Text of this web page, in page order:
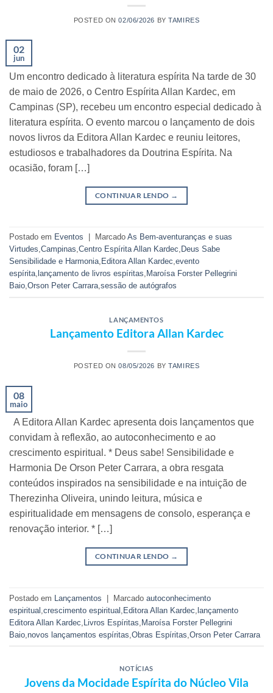
POSTED ON02/06/2026 BYTAMIRES
02
jun
Um encontro dedicado à literatura espírita Na tarde de 30
de maio de 2026, o Centro Espírita Allan Kardec, em
Campinas (SP), recebeu um encontro especial dedicado à
literatura espírita. O evento marcou o lançamento de dois
novos livros da Editora Allan Kardec e reuniu leitores,
estudiosos e trabalhadores da Doutrina Espírita. Na
ocasião, foram […]
CONTINUAR LENDO →
Postado em Eventos Marcado As Bem-aventuranças e suas
Virtudes Campinas Centro Espírita Allan Kardec Deus Sabe
Sensibilidade e Harmonia Editora Allan Kardec evento
espírita lançamento de livros espíritas Maroísa Forster Pellegrini
Baio Orson Peter Carrara sessão de autógrafos
LANÇAMENTOS
Lançamento Editora Allan Kardec
POSTED ON08/05/2026 BYTAMIRES
08
maio
A Editora Allan Kardec apresenta dois lançamentos que
convidam à reflexão, ao autoconhecimento e ao
crescimento espiritual. * Deus sabe! Sensibilidade e
Harmonia De Orson Peter Carrara, a obra resgata
conteúdos inspirados na sensibilidade e na intuição de
Therezinha Oliveira, unindo leitura, música e
espiritualidade em mensagens de consolo, esperança e
renovação interior. * […]
CONTINUAR LENDO →
Postado em Lançamentos | Marcado autoconhecimento
espiritual crescimento espiritual Editora Allan Kardec lançamento
Editora Allan Kardec Livros Espíritas Maroísa Forster Pellegrini
Baio novos lançamentos espíritas Obras Espíritas Orson Peter Carrara
NOTÍCIAS
Jovens da Mocidade Espírita do Núcleo Vila